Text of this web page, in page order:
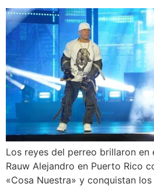
Los reyes del perreo brillaron en
Rauw Alejandro en Puerto Rico
«Cosa Nuestra» y conquistan